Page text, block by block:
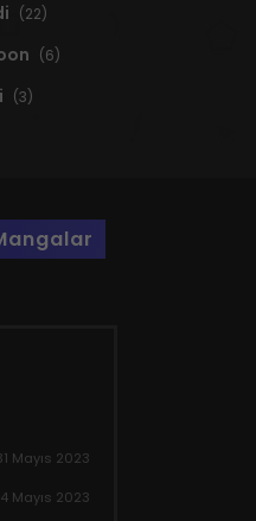
(22)
(6)
(3)
Mayıs 2023
Mayıs 2023